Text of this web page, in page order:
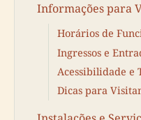
Informações para
Horários de
Ingressos e
Acessibilidade e
Dicas para